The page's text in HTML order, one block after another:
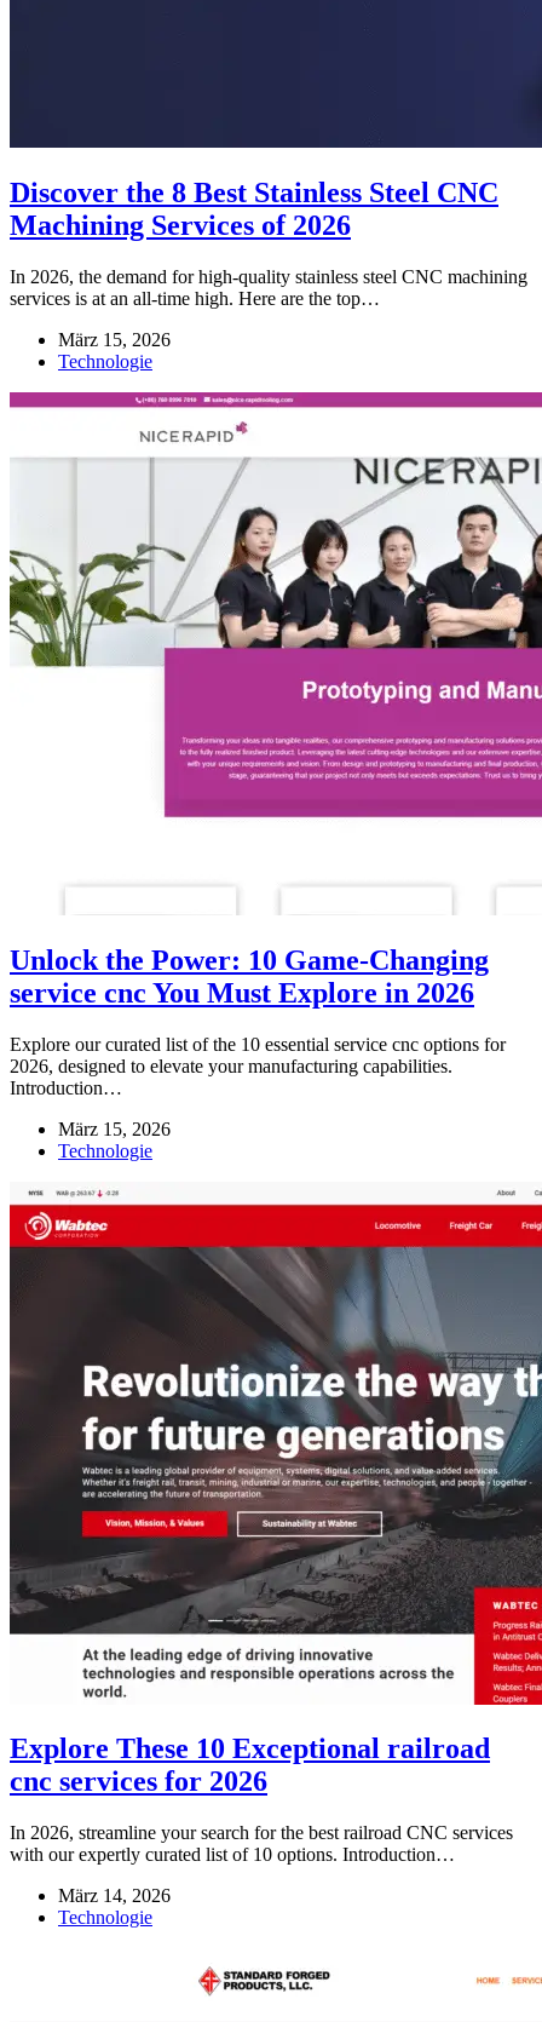
Discover the 8 Best Stainless Steel CNC
Machining Services of 2026
In 2026, the demand for high-quality stainless steel CNC machining
services is at an all-time high. Here are the top…
März 15, 2026
Technologie
Unlock the Power: 10 Game-Changing
service cnc You Must Explore in 2026
Explore our curated list of the 10 essential service cnc options for
2026, designed to elevate your manufacturing capabilities.
Introduction…
März 15, 2026
Technologie
Explore These 10 Exceptional railroad
cnc services for 2026
In 2026, streamline your search for the best railroad CNC services
with our expertly curated list of 10 options. Introduction…
März 14, 2026
Technologie